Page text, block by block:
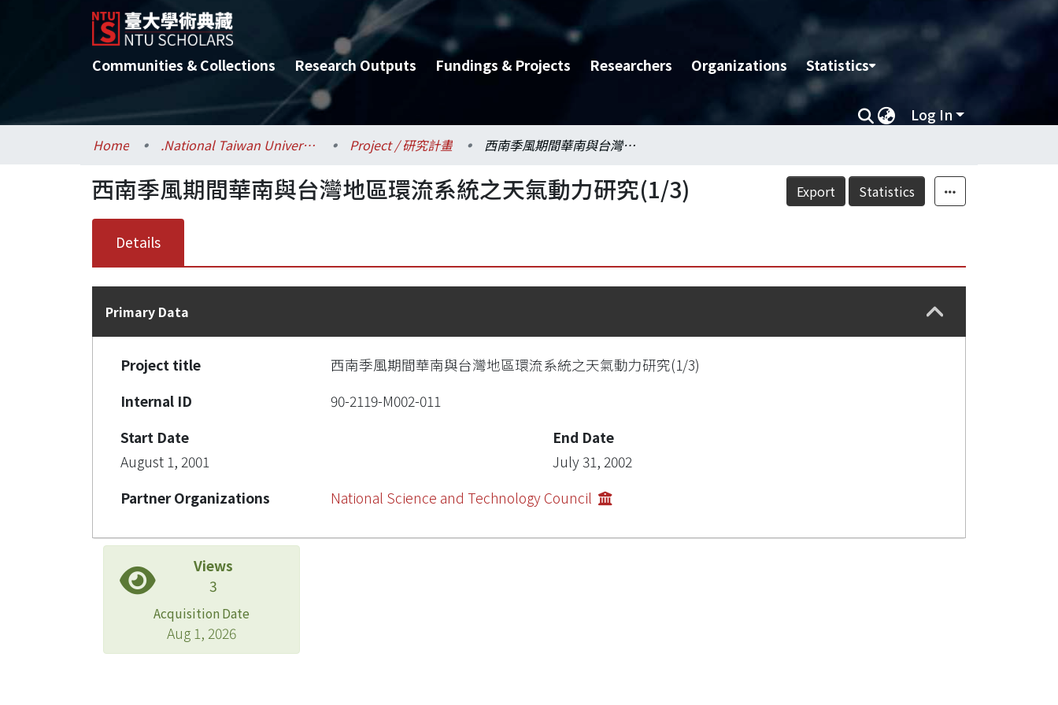
Communities & Collections Research Outputs Fundings & Projects Researchers Organizations Statistics
Log In
Home .National Taiwan University / 國立臺灣大學 Project / 研究計畫 西南季風期間華南與台灣地區環流系統之天氣動力研究(1/3)
Export Statistics
西南季風期間華南與台灣地區環流系統之天氣動力研究(1/3)
Details
Primary Data
Project title
西南季風期間華南與台灣地區環流系統之天氣動力研究(1/3)
Internal ID
90-2119-M002-011
Start Date
August 1, 2001
End Date
July 31, 2002
Partner Organizations
National Science and Technology Council
Views
3
Acquisition Date
Aug 1, 2026